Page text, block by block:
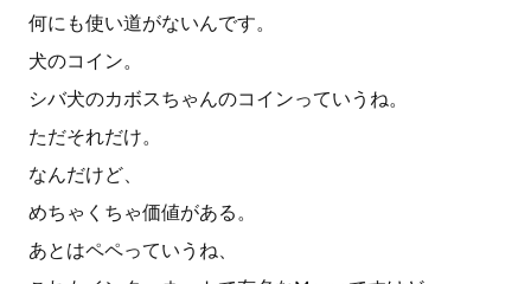
何にも使い道がないんです。
犬のコイン。
シバ犬のカボスちゃんのコインっていうね。
ただそれだけ。
なんだけど、
めちゃくちゃ価値がある。
あとはペペっていうね、